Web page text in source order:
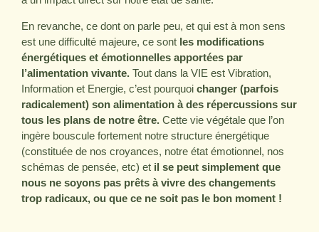
En revanche, ce dont on parle peu, et qui est à mon sens
est une difficulté majeure, ce sont les modifications
énergétiques et émotionnelles apportées par
l’alimentation vivante. Tout dans la VIE est Vibration,
Information et Energie, c’est pourquoi changer (parfois
radicalement) son alimentation à des répercussions sur
tous les plans de notre être. Cette vie végétale que l’on
ingère bouscule fortement notre structure énergétique
(constituée de nos croyances, notre état émotionnel, nos
schémas de pensée, etc) et il se peut simplement que
nous ne soyons pas prêts à vivre des changements
trop radicaux, ou que ce ne soit pas le bon moment !